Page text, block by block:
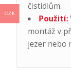
čistidlům.
Použití:
montáž v
jezer nebo
CZK